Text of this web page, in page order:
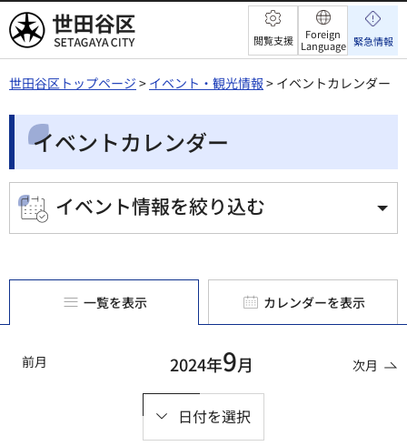
世田谷区 閲覧支援
Foreign
Language 緊急情報
世田谷区トップページ > イベント・観光情報 > イベントカレンダー
イベントカレンダー
イベント情報を絞り込む
一覧を表示 カレンダーを表示
前月 2024年9月
日付を選択
次月